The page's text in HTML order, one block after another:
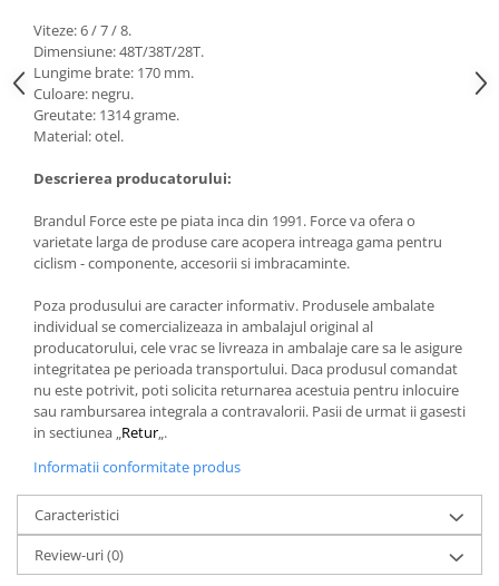
Viteze: 6 / 7 / 8.
Dimensiune: 48T/38T/28T.
Lungime brate: 170 mm.
Culoare: negru.
Greutate: 1314 grame.
Material: otel.
Descrierea producatorului:
Brandul Force este pe piata inca din 1991. Force va ofera o
varietate larga de produse care acopera intreaga gama pentru
ciclism - componente, accesorii si imbracaminte.
Poza produsului are caracter informativ. Produsele ambalate
individual se comercializeaza in ambalajul original al
producatorului, cele vrac se livreaza in ambalaje care sa le asigure
integritatea pe perioada transportului. Daca produsul comandat
nu este potrivit, poti solicita returnarea acestuia pentru inlocuire
sau rambursarea integrala a contravalorii. Pasii de urmat ii gasesti
in sectiunea „Retur„.
Informatii conformitate produs
Caracteristici
Review-uri(0)